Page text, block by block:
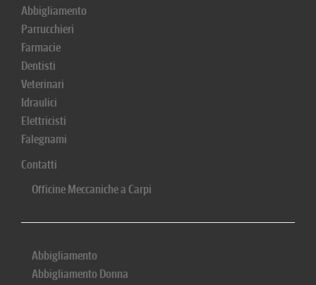
Abbigliamento
Parrucchieri
Farmacie
Dentisti
Veterinari
Idraulici
Elettricisti
Falegnami
Contatti
Officine Meccaniche a Carpi
Abbigliamento
Abbigliamento Donna